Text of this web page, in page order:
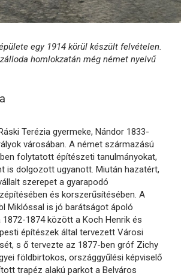
egy 1914 körül készült felvételen.
homlokzatán még német nyelvű
Terézia gyermeke, Nándor 1833-
városában. A német származású
folytatott építészeti tanulmányokat,
is dolgozott ugyanott. Miután hazatért,
szerepet a gyarapodó
és korszerűsítésében. A
Miklóssal is jó barátságot ápoló
1874 között a Koch Henrik és
építészek által tervezett Városi
s ő tervezte az 1877-ben gróf Zichy
földbirtokos, országgyűlési képviselő
trapéz alakú parkot a Belváros